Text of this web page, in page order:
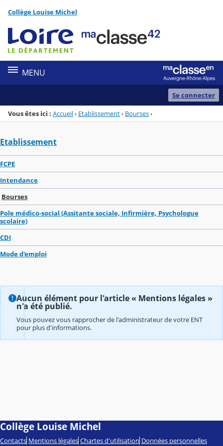
Menu de la rubrique
Contenu
Collège Louise Michel
MENU
Se connecter
Vous êtes ici : Accueil› Etablissement› Bourses›
Etablissement
FCPE
Intendance
Bourses
Pole médico-social (Assitante sociale, Infirmière, Psychologue
scolaire)
CDI
Mode d'emploi
Aucun élément pour l'article « Mentions légales »
n'a été publié.
Vous pouvez vous rapprocher de l'administrateur de votre ENT
pour plus d'informations.
Collège Louise Michel
Contacts Mentions légales Chartes d'utilisation Données personnelles